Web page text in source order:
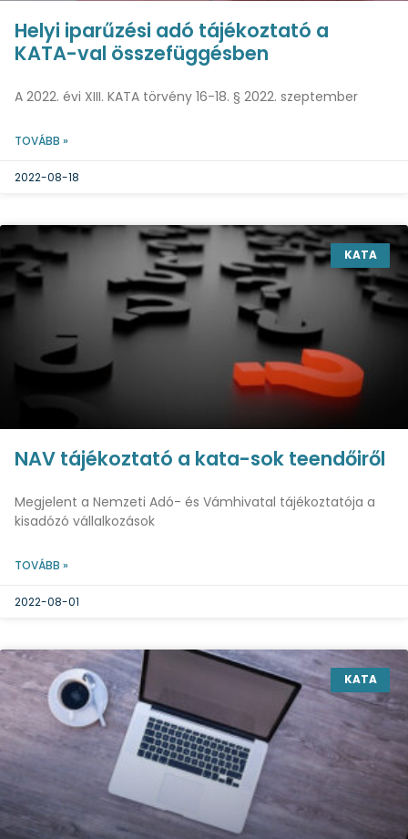
Helyi iparűzési adó tájékoztató a
KATA-val összefüggésben
A 2022. évi XIII. KATA törvény 16-18. § 2022. szeptember
TOVÁBB »
2022-08-18
KATA
NAV tájékoztató a kata-sok teendőiről
Megjelent a Nemzeti Adó- és Vámhivatal tájékoztatója a
kisadózó vállalkozások
TOVÁBB »
2022-08-01
KATA